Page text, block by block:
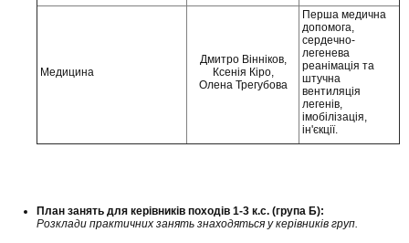
Медицина
Дмитро Вінніков,
Ксенія Кіро,
Олена Трегубова
Перша медична
допомога,
сердечно-
легенева
реанімація та
штучна
вентиляція
легенів,
імобілізація,
ін'єкції.
План занять для керівників походів 1-3 к.с. (група Б):
Розклади практичних занять знаходяться у керівників груп.